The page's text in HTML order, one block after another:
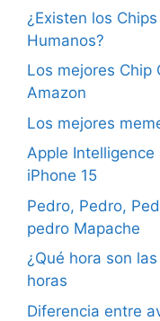
¿Existen los
Humanos?
Los mejores Chip
Amazon
Los mejores
Apple
iPhone 15
Pedro, Pedro,
pedro Mapache
¿Qué hora son
horas
Diferencia entre